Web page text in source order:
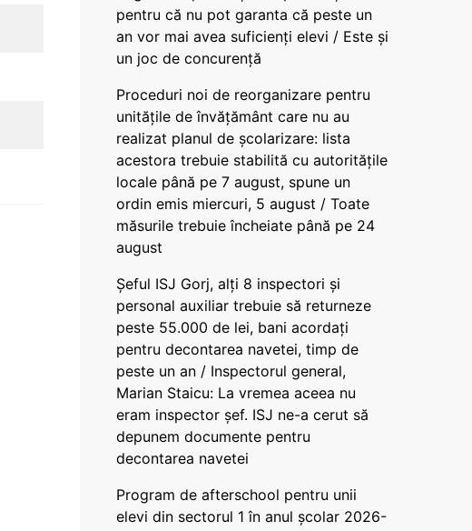
pentru că nu pot garanta că peste un
an vor mai avea suficienți elevi / Este și
un joc de concurență
Proceduri noi de reorganizare pentru
unitățile de învățământ care nu au
realizat planul de școlarizare: lista
acestora trebuie stabilită cu autoritățile
locale până pe 7 august, spune un
ordin emis miercuri, 5 august / Toate
măsurile trebuie încheiate până pe 24
august
Șeful ISJ Gorj, alți 8 inspectori și
personal auxiliar trebuie să returneze
peste 55.000 de lei, bani acordați
pentru decontarea navetei, timp de
peste un an / Inspectorul general,
Marian Staicu: La vremea aceea nu
eram inspector șef. ISJ ne-a cerut să
depunem documente pentru
decontarea navetei
Program de afterschool pentru unii
elevi din sectorul 1 în anul școlar 2026-